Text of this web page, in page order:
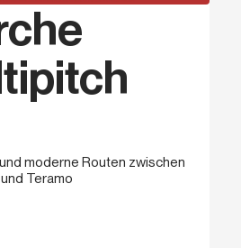
moderne Routen zwischen
Teramo